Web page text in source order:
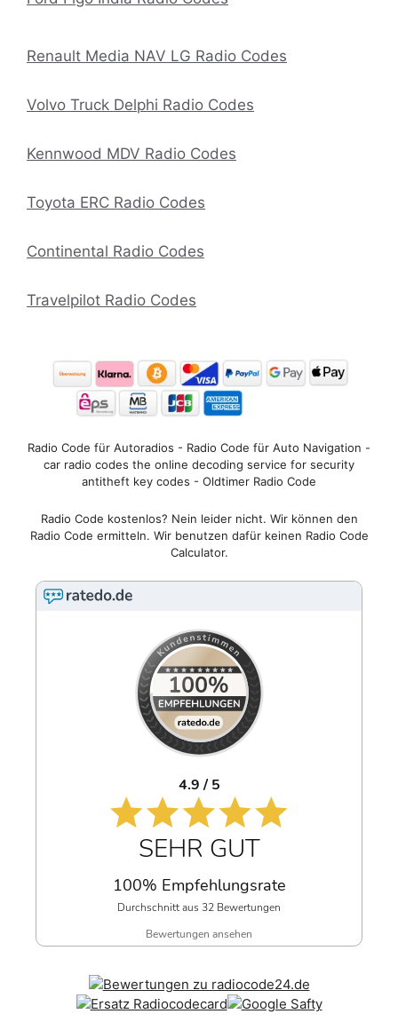
Renault Media NAV LG Radio Codes
Volvo Truck Delphi Radio Codes
Kennwood MDV Radio Codes
Toyota ERC Radio Codes
Continental Radio Codes
Travelpilot Radio Codes
Radio Code für Autoradios - Radio Code für Auto Navigation -
car radio codes the online decoding service for security
antitheft key codes - Oldtimer Radio Code
Radio Code kostenlos? Nein leider nicht. Wir können den
Radio Code ermitteln. Wir benutzen dafür keinen Radio Code
Calculator.
4.9 / 5
SEHR GUT
100% Empfehlungsrate
Durchschnitt aus 32 Bewertungen
Bewertungen ansehen